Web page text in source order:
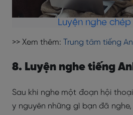
Luyện nghe
>> Xem thêm: Trung tâm tiếng
8. Luyện nghe tiếng
Sau khi nghe một đoạn hội
y nguyên những gì bạn đã